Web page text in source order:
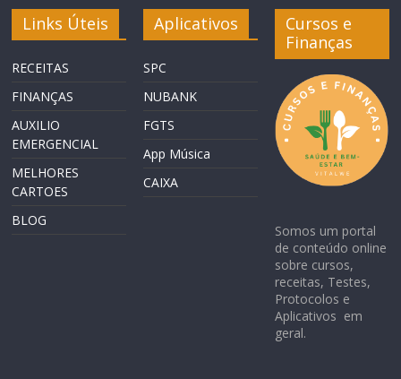
Links Úteis
RECEITAS
FINANÇAS
AUXILIO
EMERGENCIAL
MELHORES
CARTOES
BLOG
Aplicativos
SPC
NUBANK
FGTS
App Música
CAIXA
Cursos e
Finanças
Somos um portal
de conteúdo online
sobre cursos,
receitas, Testes,
Protocolos e
Aplicativos em
geral.